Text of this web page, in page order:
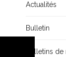
Actualités
Bulletin
Bulletins